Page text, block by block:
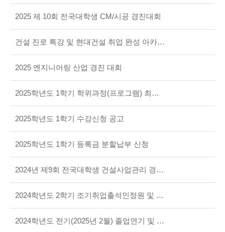
2025 제 10회 전국대학생 CM/시공 경진대회
건설 진로 특강 및 현대건설 취업 완성 아카데미 안내
2025 엔지니어링 산업 경진 대회
2025학년도 1학기 학위과정(프로그램) 최종변경 시행 안내
2025학년도 1학기 수강신청 공고
2025학년도 1학기 등록금 분할납부 신청
2024년 제9회 전국대학생 건설사업관리 경진대회 수상
2024학년도 2학기 조기취업출석인정원 및 유고결석출석인정원 서류제출 안내
2024학년도 전기(2025년 2월) 졸업연기 및 조기졸업 신청 안내